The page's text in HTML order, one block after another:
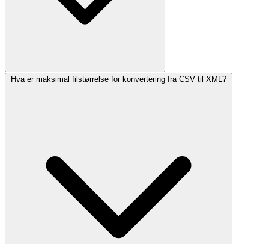
Hva er maksimal filstørrelse for konvertering fra CSV til XML?